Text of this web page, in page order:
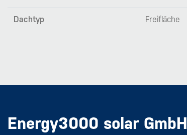
Dachtyp Freifläche
Energy3000 solar GmbH